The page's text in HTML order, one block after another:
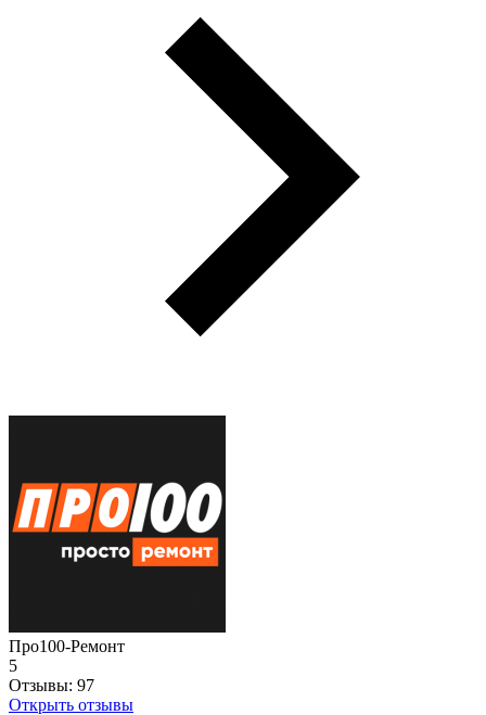
Про100-Ремонт
5
Отзывы: 97
Открыть отзывы